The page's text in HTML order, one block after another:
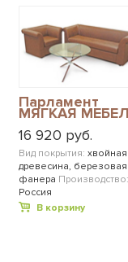
Парламент
МЯГКАЯ
16 920 руб.
Вид покрытия: хвойная
древесина, березовая
фанера Производство:
Россия
В корзину